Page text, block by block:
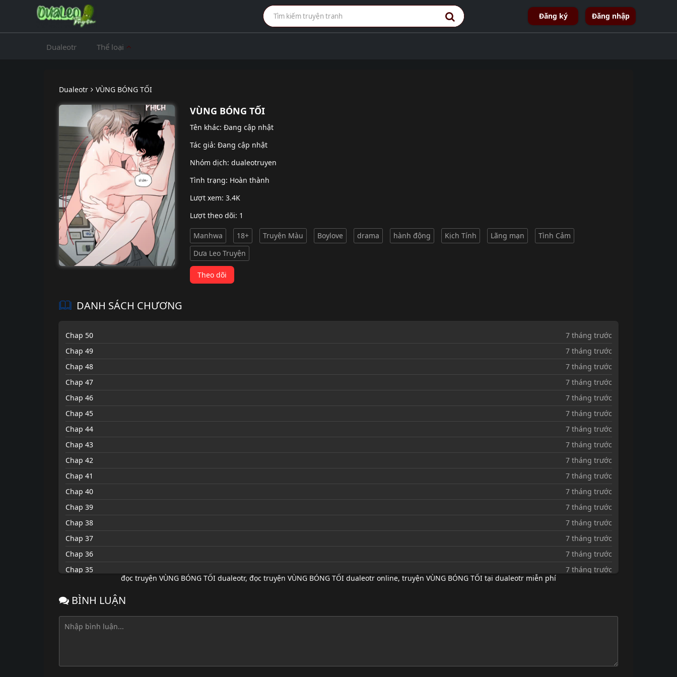
Đăng ký Đăng nhập
Dualeotr Thể loại
Dualeotr VÙNG BÓNG TỐI
VÙNG BÓNG TỐI
Tên khác: Đang cập nhật
Tác giả: Đang cập nhật
Nhóm dịch: dualeotruyen
Tình trạng: Hoàn thành
Lượt xem: 3.4K
Lượt theo dõi: 1
Manhwa 18+ Truyện Màu Boylove drama hành động Kịch Tính Lãng mạn
Tình Cảm
Dưa Leo Truyện
Theo dõi
DANH SÁCH CHƯƠNG
Chap 50
7 tháng trước
Chap 49
7 tháng trước
Chap 48
7 tháng trước
Chap 47
7 tháng trước
Chap 46
7 tháng trước
Chap 45
7 tháng trước
Chap 44
7 tháng trước
Chap 43
7 tháng trước
Chap 42
7 tháng trước
Chap 41
7 tháng trước
Chap 40
7 tháng trước
Chap 39
7 tháng trước
Chap 38
7 tháng trước
Chap 37
7 tháng trước
Chap 36
7 tháng trước
Chap 35
7 tháng trước
Chap 33
Chap 32
7 tháng trước
Chap 31
đọc truyện VÙNG BÓNG TỐI dualeotr, đọc truyện VÙNG BÓNG TỐI dualeotr online, truyện VÙNG BÓNG TỐI tại dualeotr miễn phí
BÌNH LUẬN